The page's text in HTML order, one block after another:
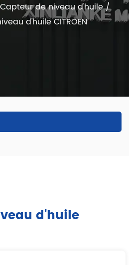
Capteur de niveau d'huile/
d'huile CITROEN
d'huile